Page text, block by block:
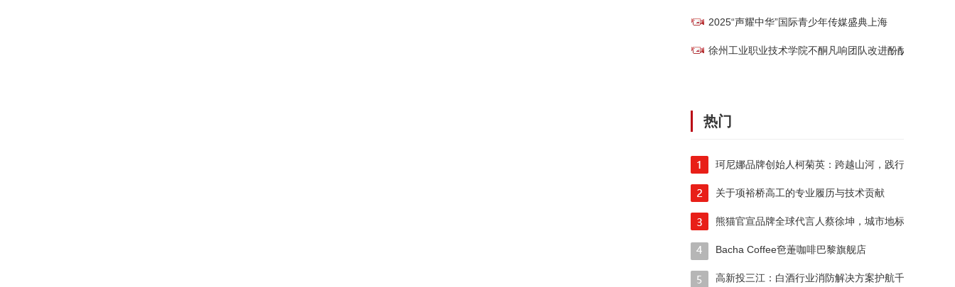
2025“声耀中华”国际青少年传媒盛典上海
徐州工业职业技术学院不酮凡响团队改进酚酞聚
热门
珂尼娜品牌创始人柯菊英：跨越山河，践行公益
关于项裕桥高工的专业履历与技术贡献
熊猫官宣品牌全球代言人蔡徐坤，城市地标户外
Bacha Coffee夿萐咖啡巴黎旗舰店
高新投三江：白酒行业消防解决方案护航千年酒